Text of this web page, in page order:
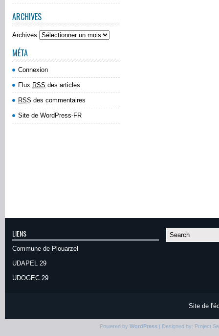
ARCHIVES
Archives
MÉTA
Connexion
Flux RSS des articles
RSS des commentaires
Site de WordPress-FR
LIENS
Commune de Plouarzel
UDAPEL 29
UDOGEC 29
Site de
Powered by WordPress| Designed by: Project